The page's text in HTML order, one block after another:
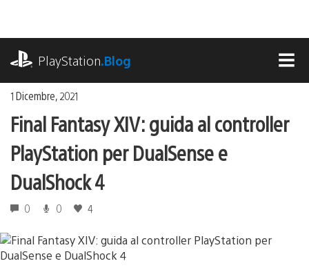
contenuto
PlayStation.Blog
1 Dicembre, 2021
Final Fantasy XIV: guida al controller
PlayStation per DualSense e
DualShock 4
0 0 4